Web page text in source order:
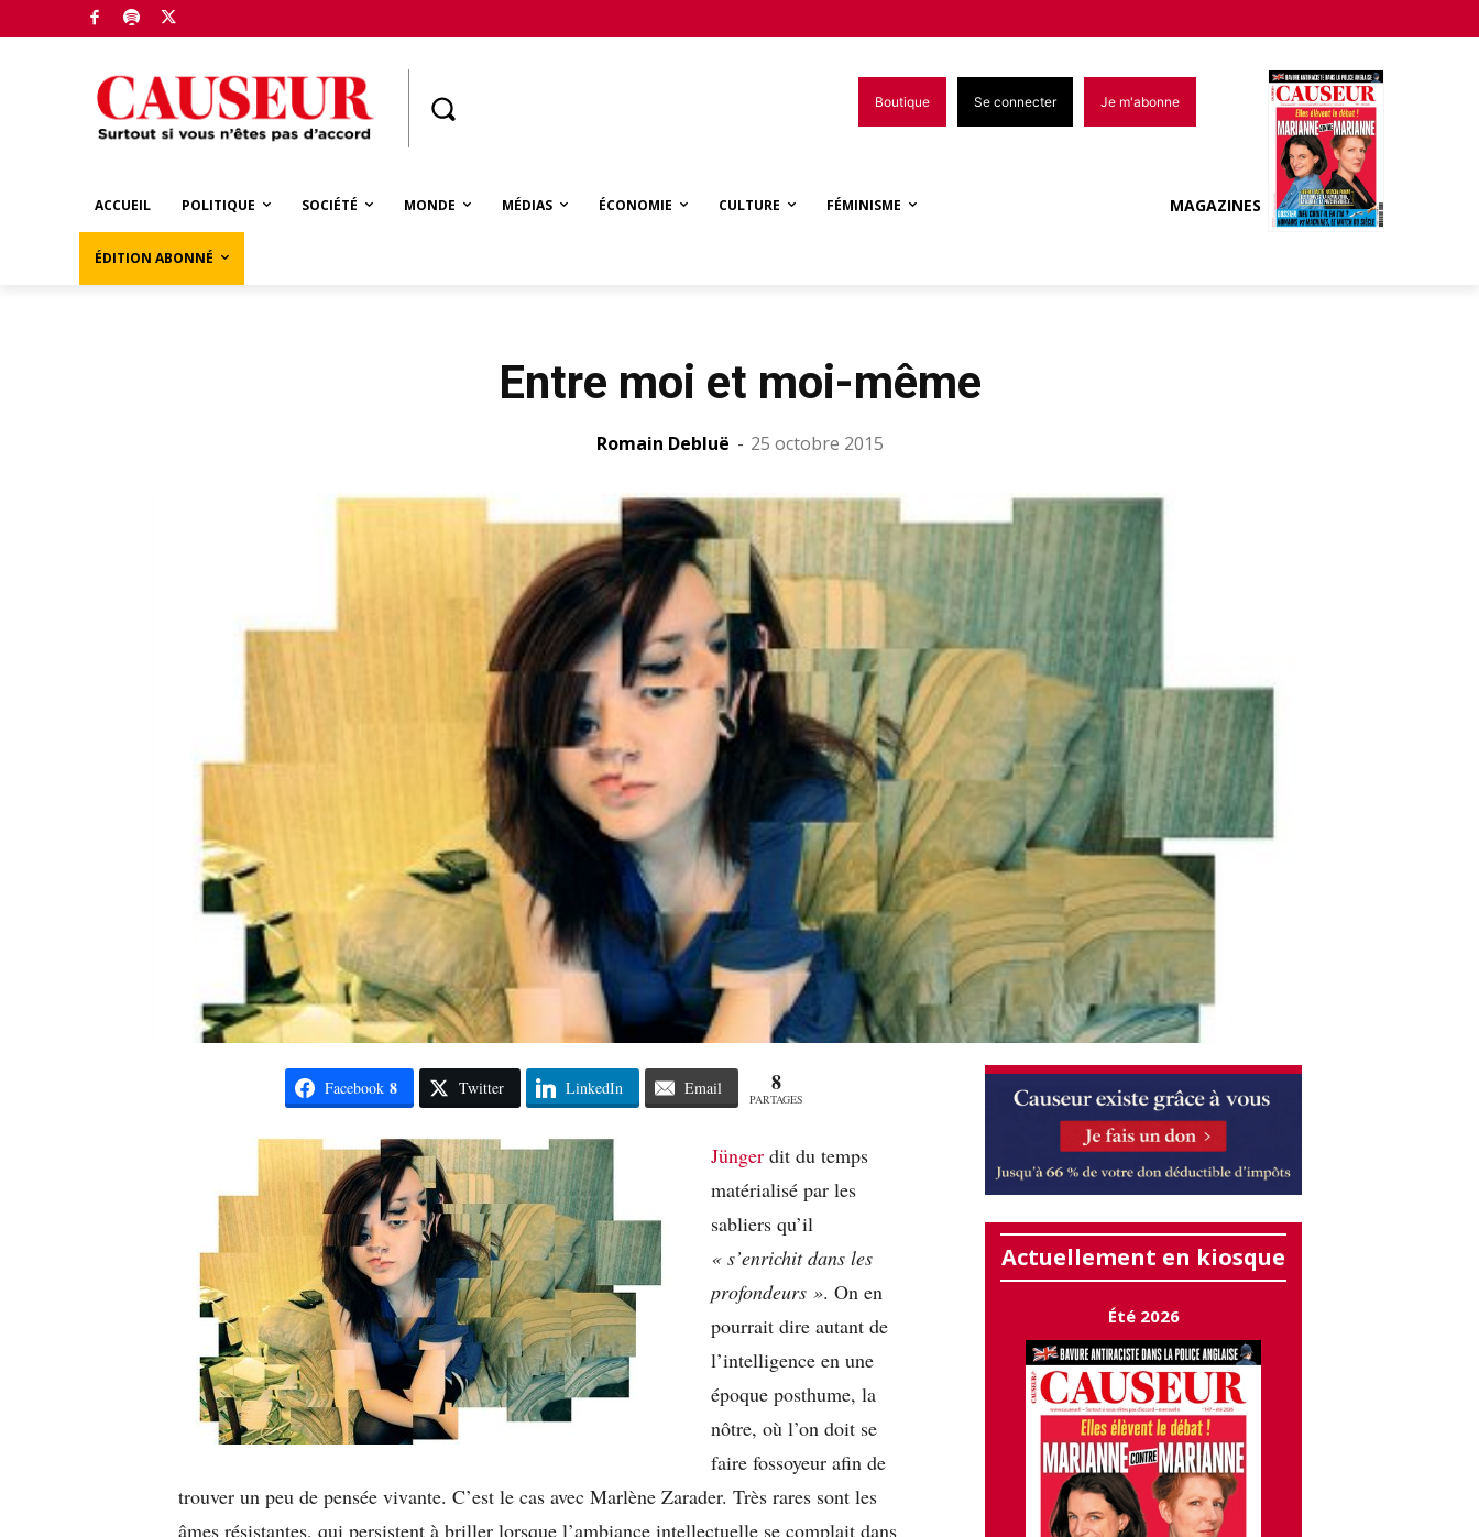
Boutique Se connecter Je m'abonne
ACCUEIL POLITIQUE SOCIÉTÉ MONDE MÉDIAS ÉCONOMIE CULTURE FÉMINISME
ÉDITION ABONNÉ
MAGAZINES
Entre moi et moi-même
Romain Debluë - 25 octobre 2015
Facebook 8 Twitter LinkedIn Email 8
PARTAGES
Jünger dit du temps
matérialisé par les
sabliers qu’il
« s’enrichit dans les
profondeurs ». On en
pourrait dire autant de
l’intelligence en une
époque posthume, la
nôtre, où l’on doit se
faire fossoyeur afin de
trouver un peu de pensée vivante. C’est le cas avec Marlène Zarader. Très rares sont les
âmes résistantes, qui persistent à briller lorsque l’ambiance intellectuelle se complait dans
Actuellement en kiosque
Été 2026